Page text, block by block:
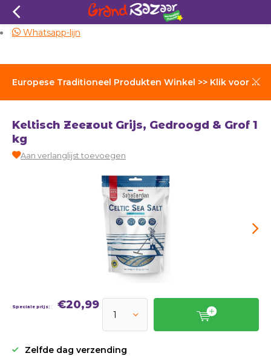
Europese Traditioneel Produkten Winkel >> Klik voor Verzendkosten
Zelfde dag verzending
Whatsapp-lijn
Keltisch Zeezout Grijs, Gedroogd & Grof 1
kg
Aan verlanglijst toevoegen
Speciale prijs: €20,99
Zelfde dag verzending